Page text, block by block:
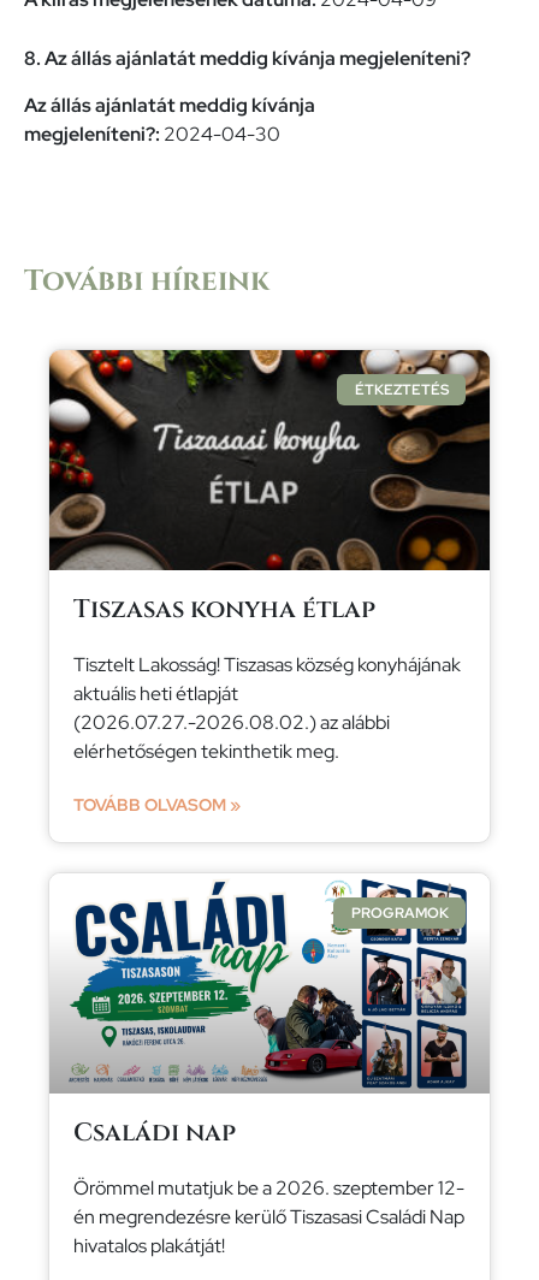
8. Az állás ajánlatát meddig kívánja megjeleníteni?
Az állás ajánlatát meddig kívánja
megjeleníteni?: 2024-04-30
További híreink
ÉTKEZTETÉS
Tiszasas konyha étlap
Tisztelt Lakosság! Tiszasas község konyhájának
aktuális heti étlapját
(2026.07.27.-2026.08.02.) az alábbi
elérhetőségen tekinthetik meg.
TOVÁBB OLVASOM »
PROGRAMOK
Családi nap
Örömmel mutatjuk be a 2026. szeptember 12-
én megrendezésre kerülő Tiszasasi Családi Nap
hivatalos plakátját!